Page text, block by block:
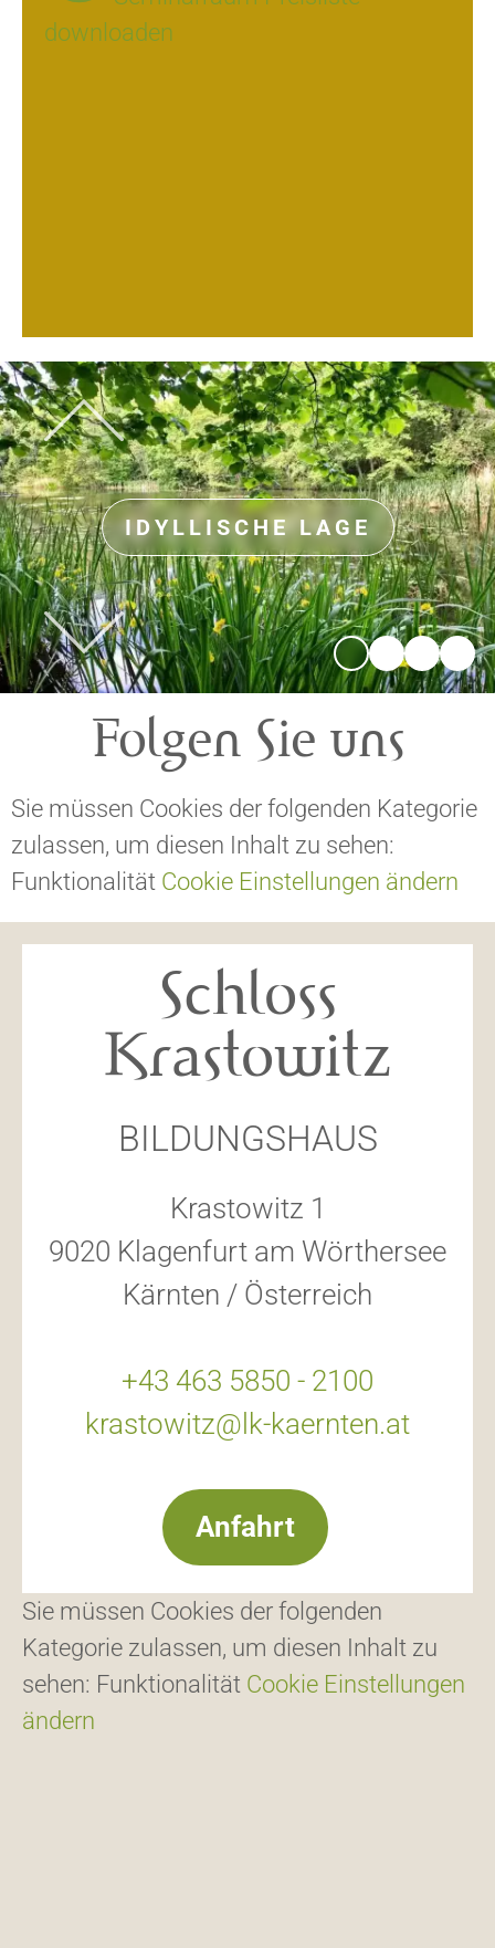
downloaden
IDYLLISCHE LAGE
UNSERE RÄUME
HERVORRAGENDE KÜCHE
BILDERGALERIE
Folgen Sie uns
Sie müssen Cookies der folgenden Kategorie
zulassen, um diesen Inhalt zu sehen:
Funktionalität Cookie Einstellungen ändern
Schloss
Krastowitz
BILDUNGSHAUS
Krastowitz 1
9020 Klagenfurt am Wörthersee
Kärnten / Österreich
+43 463 5850 - 2100
krastowitz@lk-kaernten.at
Anfahrt
Sie müssen Cookies der folgenden
Kategorie zulassen, um diesen Inhalt zu
sehen: Funktionalität Cookie Einstellungen
ändern